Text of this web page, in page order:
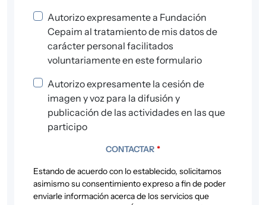
Autorizo expresamente a Fundación
Cepaim al tratamiento de mis datos de
carácter personal facilitados
voluntariamente en este formulario
Autorizo expresamente la cesión de
imagen y voz para la difusión y
publicación de las actividades en las que
participo
CONTACTAR *
Estando de acuerdo con lo establecido, solicitamos
asimismo su consentimiento expreso a fin de poder
enviarle información acerca de los servicios que